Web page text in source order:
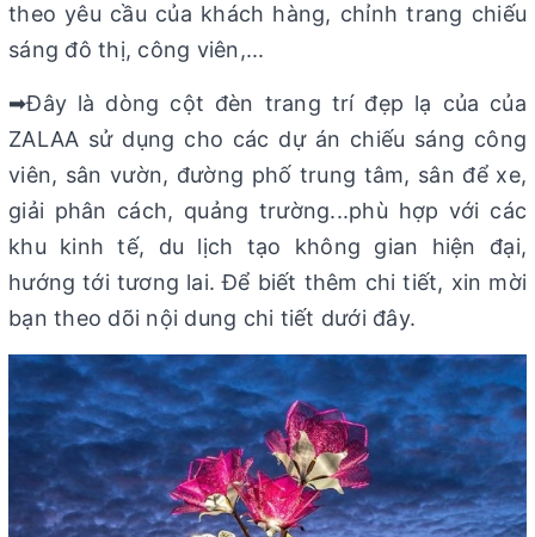
theo yêu cầu của khách hàng, chỉnh trang chiếu
sáng đô thị, công viên,...
➡Đây là dòng cột đèn trang trí đẹp lạ của của
ZALAA sử dụng cho các dự án chiếu sáng công
viên, sân vườn, đường phố trung tâm, sân để xe,
giải phân cách, quảng trường...phù hợp với các
khu kinh tế, du lịch tạo không gian hiện đại,
hướng tới tương lai. Để biết thêm chi tiết, xin mời
bạn theo dõi nội dung chi tiết dưới đây.